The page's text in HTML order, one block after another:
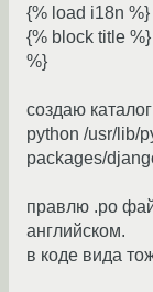
{% load i18n %}
{% block title
%}
создаю
python /usr/lib/
packages/
правлю .po
английском.
в коде вида